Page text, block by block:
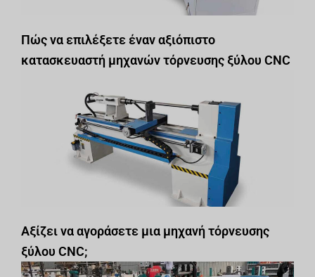
Πώς να επιλέξετε έναν αξιόπιστο
κατασκευαστή μηχανών τόρνευσης ξύλου CNC
Αξίζει να αγοράσετε μια μηχανή τόρνευσης
ξύλου CNC;